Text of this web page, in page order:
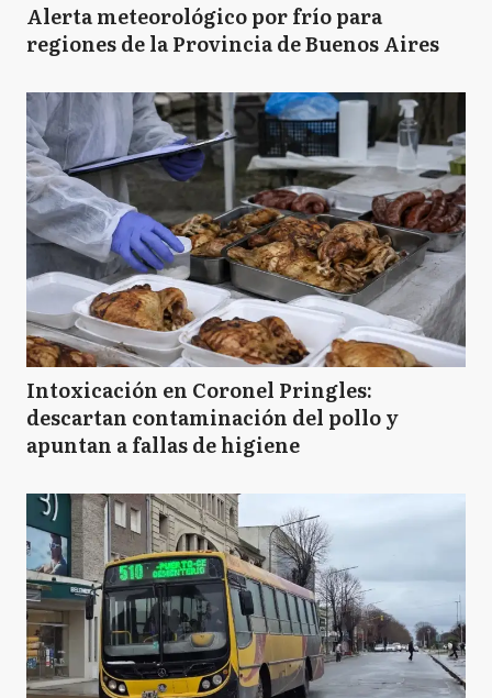
Alerta meteorológico por frío para
regiones de la Provincia de Buenos Aires
Intoxicación en Coronel Pringles:
descartan contaminación del pollo y
apuntan a fallas de higiene